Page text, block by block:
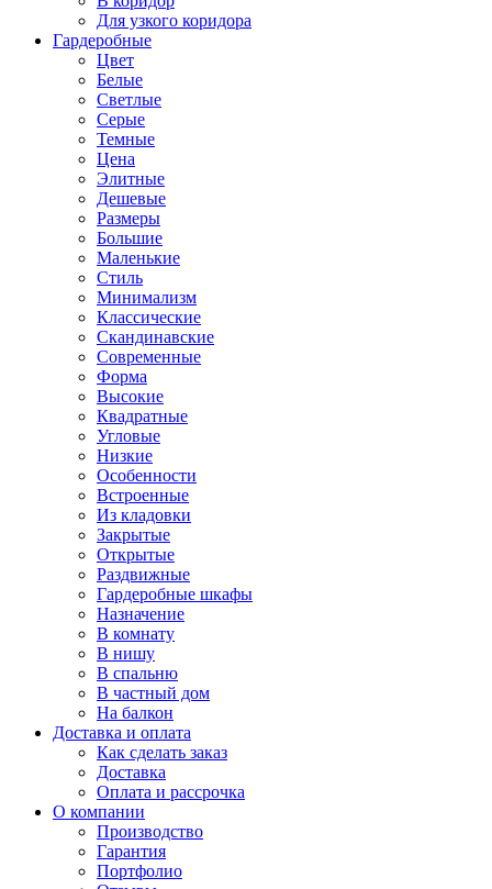
Для узкого коридора
Гардеробные
Цвет
Белые
Светлые
Серые
Темные
Цена
Элитные
Дешевые
Размеры
Большие
Маленькие
Стиль
Минимализм
Классические
Скандинавские
Современные
Форма
Высокие
Квадратные
Угловые
Низкие
Особенности
Встроенные
Из кладовки
Закрытые
Открытые
Раздвижные
Гардеробные шкафы
Назначение
В комнату
В нишу
В спальню
В частный дом
На балкон
Доставка и оплата
Как сделать заказ
Доставка
Оплата и рассрочка
О компании
Производство
Гарантия
Портфолио